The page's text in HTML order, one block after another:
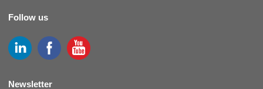
Follow us
Newsletter